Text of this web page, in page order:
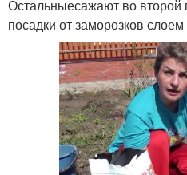
Остальныесажают во
посадки от заморозков